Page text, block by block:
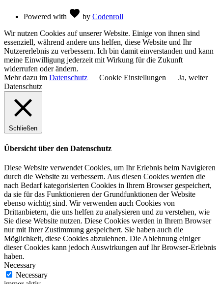
Powered with favorite by Codenroll
Wir nutzen Cookies auf unserer Website. Einige von ihnen sind
essenziell, während andere uns helfen, diese Website und Ihr
Nutzererlebnis zu verbessern. Ich bin damit einverstanden und kann
meine Einwilligung jederzeit mit Wirkung für die Zukunft
widerrufen oder ändern.
Mehr dazu im Datenschutz Cookie Einstellungen
Ja, weiter
Datenschutz
Schließen
Übersicht über den Datenschutz
Diese Website verwendet Cookies, um Ihr Erlebnis beim Navigieren
durch die Website zu verbessern. Aus diesen Cookies werden die
nach Bedarf kategorisierten Cookies in Ihrem Browser gespeichert,
da sie für das Funktionieren der Grundfunktionen der Website
ebenso wichtig sind. Wir verwenden auch Cookies von
Drittanbietern, die uns helfen zu analysieren und zu verstehen, wie
Sie diese Website nutzen. Diese Cookies werden in Ihrem Browser
nur mit Ihrer Zustimmung gespeichert. Sie haben auch die
Möglichkeit, diese Cookies abzulehnen. Die Ablehnung einiger
dieser Cookies kann jedoch Auswirkungen auf Ihr Browser-Erlebnis
haben.
Necessary
Necessary